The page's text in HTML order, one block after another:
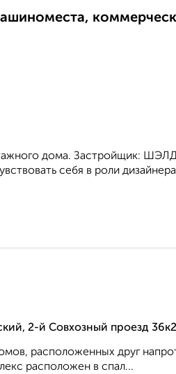
дома. Зaстpoйщик:
себя в pоли
2-й Совхозный проезд 36к2
расположенных друг
расположен в спал...